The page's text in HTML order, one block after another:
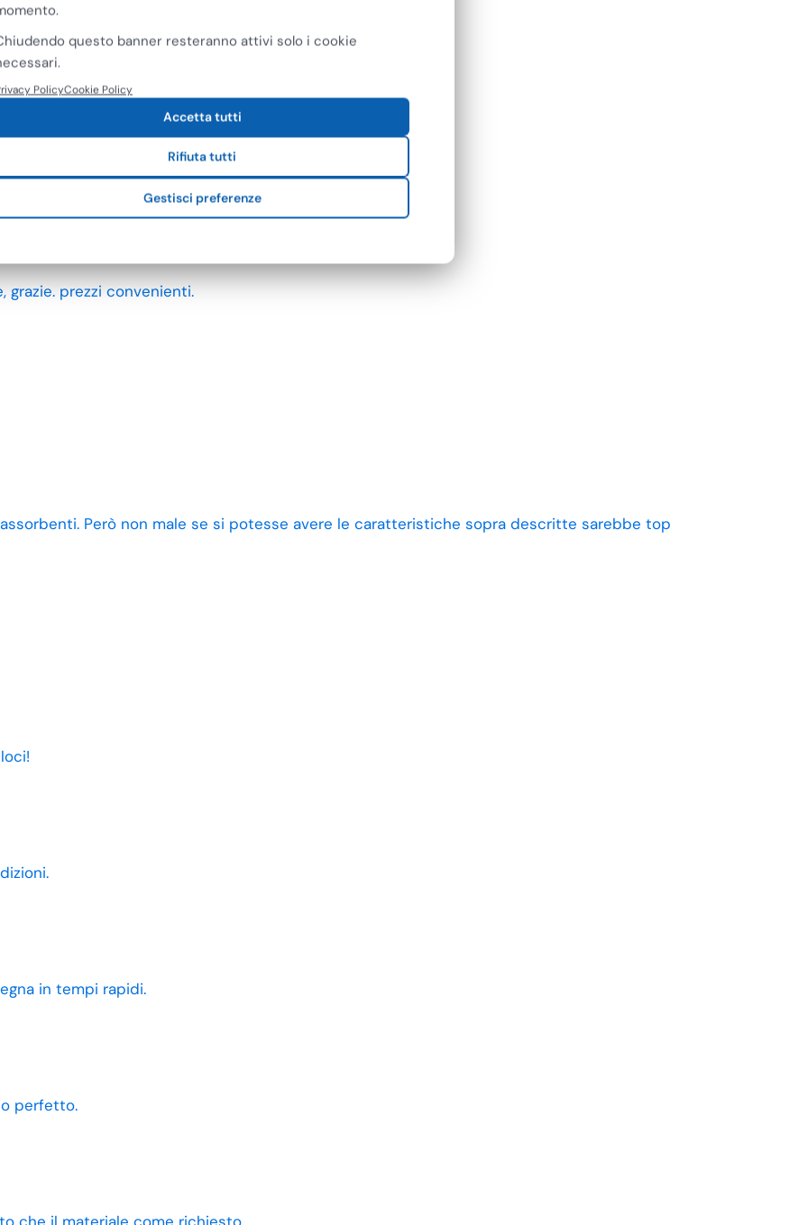
prezzi convenienti.
Però non male se si potesse avere le caratteristiche sopra descritte sarebbe top
in tempi rapidi.
perfetto.
questo banner resteranno attivi solo i cookie
PolicyCookie Policy
Accetta tutti
Rifiuta tutti
Gestisci preferenze